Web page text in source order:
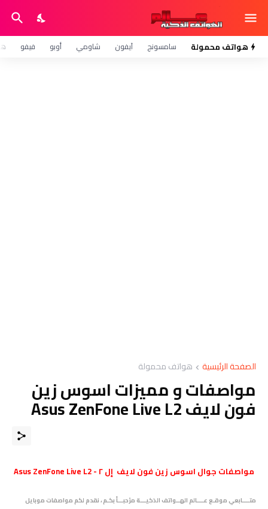
هواتف محمولة سامسونج آيفون شاومي أوبو فيفو
الصفحة الرئيسية هواتف محمولة
مواصفات و مميزات اسوس زين
فون لايف Asus ZenFone Live L2
مواصفات جوال اسوس زين فون لايف إل ٢ - Asus ZenFone Live L2
متــــابعي موقـع عــــالم الهــواتف الذكيـــة مرْحبـــاً بكـم ، نقدم لكم مواصفات موبايل